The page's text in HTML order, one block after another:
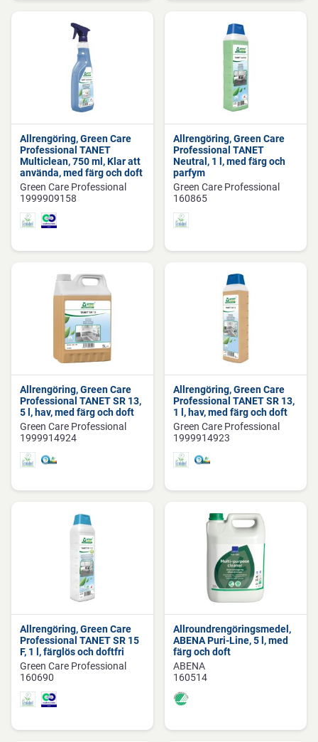
Allrengöring, Green Care
Professional TANET
Multiclean, 750 ml, Klar att
använda, med färg och doft
Green Care Professional
1999909158
Allrengöring, Green Care
Professional TANET
Neutral, 1 l, med färg och
parfym
Green Care Professional
160865
Allrengöring, Green Care
Professional TANET SR 13,
5 l, hav, med färg och doft
Green Care Professional
1999914924
Allrengöring, Green Care
Professional TANET SR 13,
1 l, hav, med färg och doft
Green Care Professional
1999914923
Allrengöring, Green Care
Professional TANET SR 15
F, 1 l, färglös och doftfri
Green Care Professional
160690
Allroundrengöringsmedel,
ABENA Puri-Line, 5 l, med
färg och doft
ABENA
160514